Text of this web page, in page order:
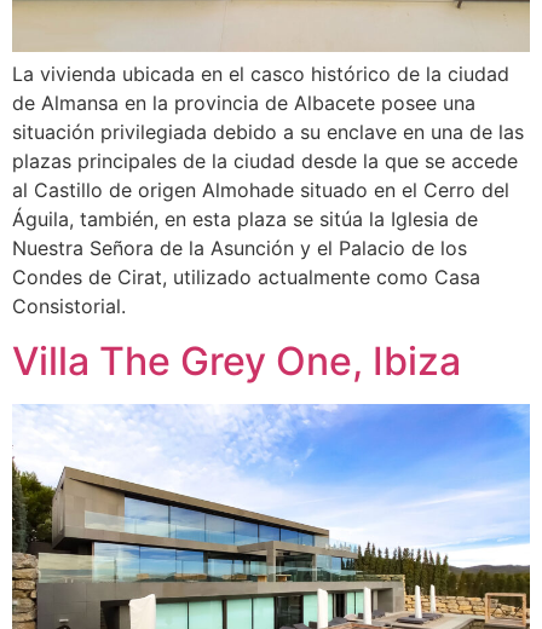
La vivienda ubicada en el casco histórico de la ciudad
de Almansa en la provincia de Albacete posee una
situación privilegiada debido a su enclave en una de las
plazas principales de la ciudad desde la que se accede
al Castillo de origen Almohade situado en el Cerro del
Águila, también, en esta plaza se sitúa la Iglesia de
Nuestra Señora de la Asunción y el Palacio de los
Condes de Cirat, utilizado actualmente como Casa
Consistorial.
Villa The Grey One, Ibiza